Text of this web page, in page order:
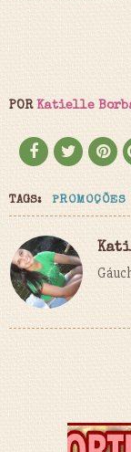
PORKatielle
TAGS: PROMOÇÕES